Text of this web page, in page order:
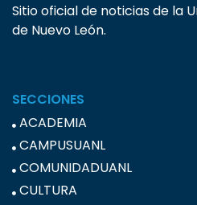
Sitio oficial de noticias de la
de Nuevo León.
SECCIONES
ACADEMIA
CAMPUSUANL
COMUNIDADUANL
CULTURA